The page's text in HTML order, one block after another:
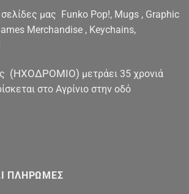
μας Funko Pop!, Mugs , Graphic
Merchandise , Keychains,
(ΗΧΟΔΡΟΜΙΟ) μετράει 35 χρονιά
στο Αγρίνιο στην οδό
ΠΛΗΡΩΜΕΣ